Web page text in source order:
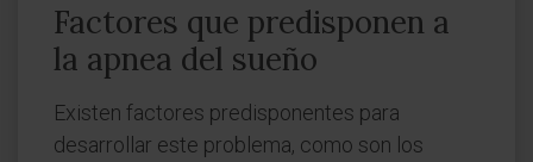
Factores que predisponen a
la apnea del sueño
Existen factores predisponentes para
desarrollar este problema, como son los